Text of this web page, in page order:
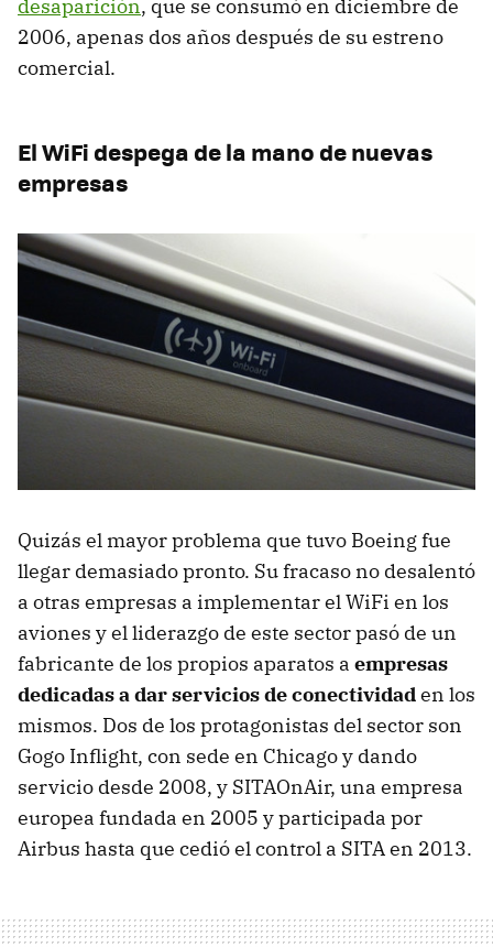
desaparición, que se consumó en diciembre de
2006, apenas dos años después de su estreno
comercial.
El WiFi despega de la mano de nuevas
empresas
Quizás el mayor problema que tuvo Boeing fue
llegar demasiado pronto. Su fracaso no desalentó
a otras empresas a implementar el WiFi en los
aviones y el liderazgo de este sector pasó de un
fabricante de los propios aparatos a empresas
dedicadas a dar servicios de conectividaden los
mismos. Dos de los protagonistas del sector son
Gogo Inflight, con sede en Chicago y dando
servicio desde 2008, y SITAOnAir, una empresa
europea fundada en 2005 y participada por
Airbus hasta que cedió el control a SITA en 2013.